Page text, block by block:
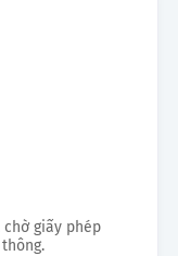
chờ giấy phép